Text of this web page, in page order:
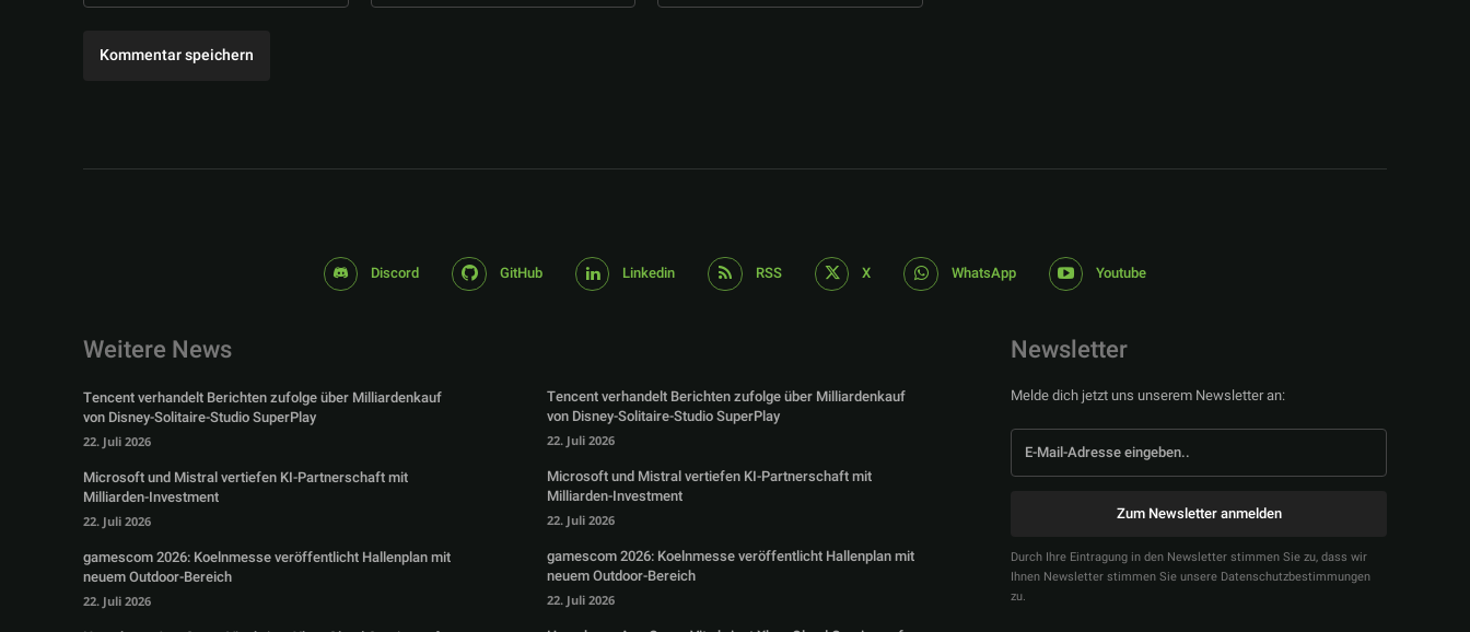
Discord GitHub Linkedin RSS X WhatsApp Youtube
Weitere News
Tencent verhandelt Berichten zufolge über Milliardenkauf
von Disney-Solitaire-Studio SuperPlay
22. Juli 2026
Microsoft und Mistral vertiefen KI-Partnerschaft mit
Milliarden-Investment
22. Juli 2026
gamescom 2026: Koelnmesse veröffentlicht Hallenplan mit
neuem Outdoor-Bereich
22. Juli 2026
Tencent verhandelt Berichten zufolge über Milliardenkauf
von Disney-Solitaire-Studio SuperPlay
22. Juli 2026
Microsoft und Mistral vertiefen KI-Partnerschaft mit
Milliarden-Investment
22. Juli 2026
gamescom 2026: Koelnmesse veröffentlicht Hallenplan mit
neuem Outdoor-Bereich
22. Juli 2026
Newsletter
Melde dich jetzt uns unserem Newsletter an:
Zum Newsletter anmelden
Durch Ihre Eintragung in den Newsletter stimmen Sie zu, dass wir
Ihnen Newsletter stimmen Sie unsere Datenschutzbestimmungen
zu.